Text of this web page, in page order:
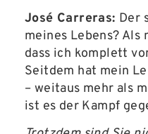
José Carreras: Der
meines Lebens?
dass ich komplett
Seitdem hat mein
– weitaus mehr als
ist es der Kampf